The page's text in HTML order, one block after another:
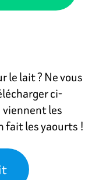
le lait ? Ne vous
ci-
viennent les
fait les yaourts !